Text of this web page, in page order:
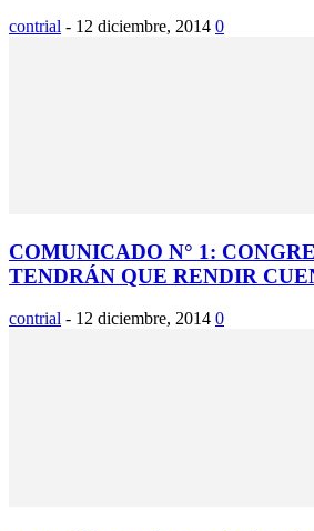
contrial - 12 diciembre, 2014 0
COMUNICADO N° 1:
TENDRÁN QUE RENDIR
contrial - 12 diciembre, 2014 0